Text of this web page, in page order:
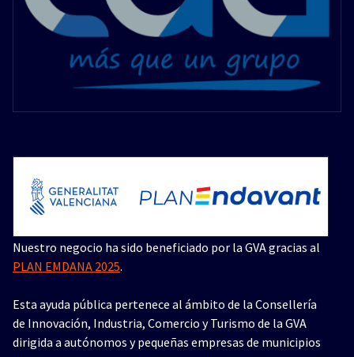
Nuestro negocio ha sido beneficiado por la GVA gracias al
PLAN EMDANA 2025.
Esta ayuda pública pertenece al ámbito de la Consellería
de Innovación, Industria, Comercio y Turismo de la GVA
dirigida a autónomos y pequeñas empresas de municipios